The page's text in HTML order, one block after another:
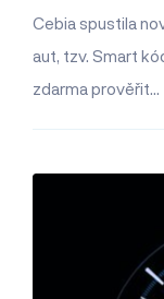
Cebia spustila
aut, tzv. Smart
zdarma prověřit…